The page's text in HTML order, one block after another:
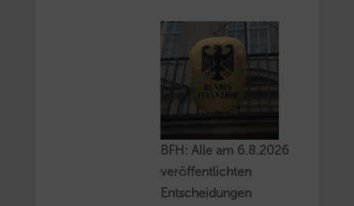
BFH: Alle am 6.8.2026
veröffentlichten
Entscheidungen